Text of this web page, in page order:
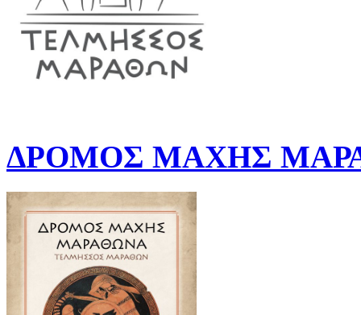
ΔΡΟΜΟΣ ΜΑΧΗΣ